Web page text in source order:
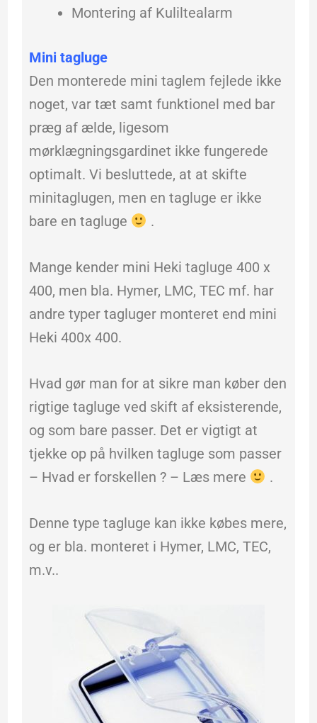
Montering af Kuliltealarm
Mini tagluge
Den monterede mini taglem fejlede ikke
noget, var tæt samt funktionel med bar
præg af ælde, ligesom
mørklægningsgardinet ikke fungerede
optimalt. Vi besluttede, at at skifte
minitaglugen, men en tagluge er ikke
bare en tagluge
.
Mange kender mini Heki tagluge 400 x
400, men bla. Hymer, LMC, TEC mf. har
andre typer tagluger monteret end mini
Heki 400x 400.
Hvad gør man for at sikre man køber den
rigtige tagluge ved skift af eksisterende,
og som bare passer. Det er vigtigt at
tjekke op på hvilken tagluge som passer
– Hvad er forskellen ? – Læs mere
.
Denne type tagluge kan ikke købes mere,
og er bla. monteret i Hymer, LMC, TEC,
m.v..